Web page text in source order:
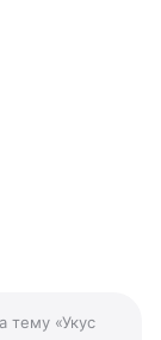
тему «Укус